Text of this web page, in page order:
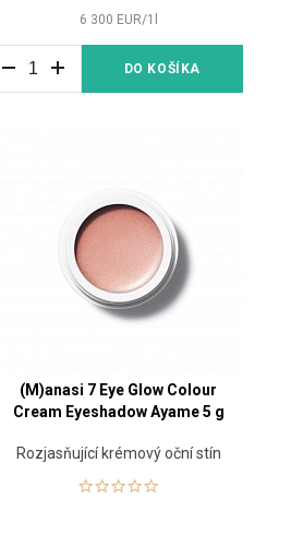
6 300 EUR/1
DO KOŠÍKA
(M)anasi 7 Eye Glow Colour
Cream Eyeshadow Ayame 5 g
Rozjasňující krémový oční stín